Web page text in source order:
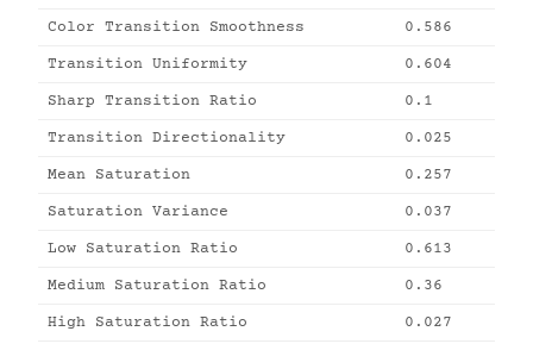
Color Transition Smoothness 0.586
Transition Uniformity 0.604
Sharp Transition Ratio 0.1
Transition Directionality 0.025
Mean Saturation 0.257
Saturation Variance 0.037
Low Saturation Ratio 0.613
Medium Saturation Ratio 0.36
High Saturation Ratio 0.027